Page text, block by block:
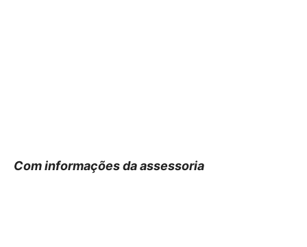
Com informações da assessoria